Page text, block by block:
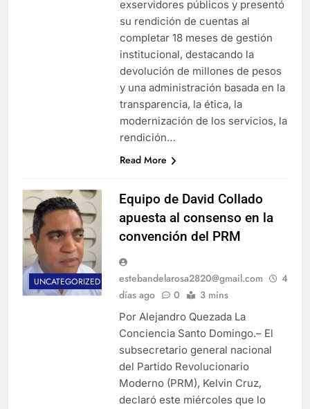
exservidores públicos y presentó
su rendición de cuentas al
completar 18 meses de gestión
institucional, destacando la
devolución de millones de pesos
y una administración basada en la
transparencia, la ética, la
modernización de los servicios, la
rendición…
Read More
UNCATEGORIZED
Equipo de David Collado
apuesta al consenso en la
convención del PRM
estebandelarosa2820@gmail.com
4
días ago
0 3 mins
Por Alejandro Quezada La
Conciencia Santo Domingo.– El
subsecretario general nacional
del Partido Revolucionario
Moderno (PRM), Kelvin Cruz,
declaró este miércoles que lo